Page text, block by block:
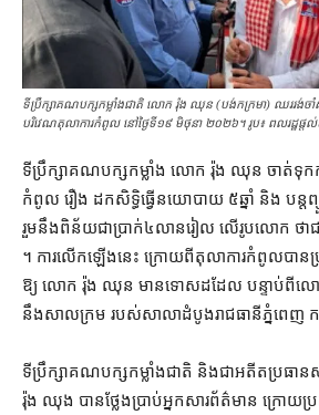
ទីប្រឹក្សា​គណបក្ស​កម្លាំងជាតិ លោក រ៉ុង ឈុន (បង់កក្រមា) ឈររង់ចាំ
បរិវេណតុលាការ​កំពូល នៅថ្ងៃទី១៩ មិថុនា ២០២៦។ រូប៖ ពលរដ្ឋផ្ដល់
ទីប្រឹក្សា​គណបក្ស​កម្លាំង លោក រ៉ុង ឈុន ចាត់ទុក​ក
កំពូល រឿង ដកសិទ្ធិ​ធ្វើ​នយោបាយ ៥​ឆ្នាំ និង បន្ត​
រួម​នឹង​ពិន័យ​ជា​ប្រាក់​៤​លាន​រៀល លើ​រូបលោក ថា​
។ ការ​លើកឡើង​នេះ ក្រោយពី​តុលាការ​កំពូល​បា
ឱ្យ លោក រ៉ុង ឈុន មានទោស​ដដែល បន្ទាប់ពី​លោក​
នឹង​សាលក្រម របស់​សាលាដំបូង​រាជធានី​ភ្នំពេញ ក
ទីប្រឹក្សា​គណបក្ស​កម្លាំង​ជាតិ និង​ជា​អតីត​ប្រធ
រ៉ុង ឈុង បាន​ថ្លែងប្រាប់​អ្នកសារព័ត៌មាន ក្រោយ​ប្